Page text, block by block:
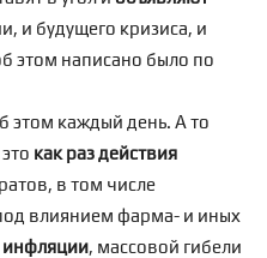
и будущего кризиса, и
этом написано было по
этом каждый день. А то
как раз действия
в том числе
влиянием фарма- и иных
инфляции, массовой гибели